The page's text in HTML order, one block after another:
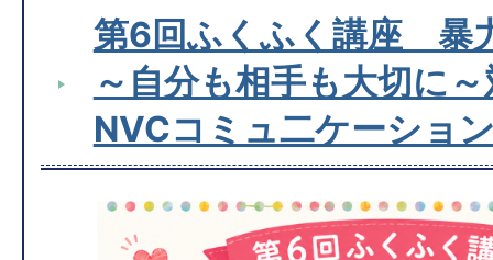
第6回ふくふく講座
～自分も相手も大切に
NVCコミュ二ケーショ